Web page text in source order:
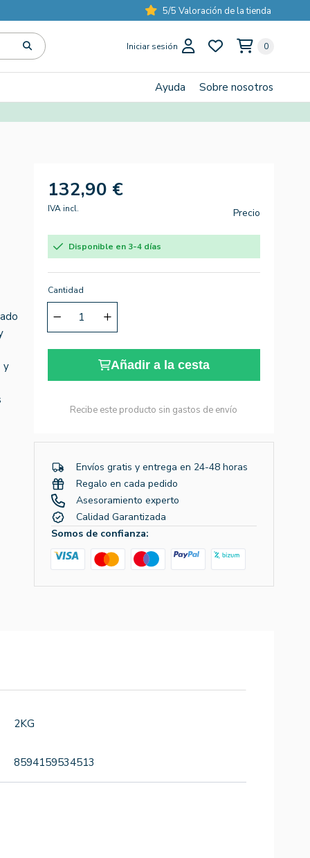
5/5 Valoración de la tienda
Iniciar sesión 0
Ayuda Sobre nosotros
y
132,90 €
IVA incl. Precio
Disponible en 3-4 días
Cantidad
Añadir a la cesta
Recibe este producto sin gastos de envío
Envíos gratis y entrega en 24-48 horas
Regalo en cada pedido
Asesoramiento experto
Calidad Garantizada
Somos de confianza:
2KG
8594159534513